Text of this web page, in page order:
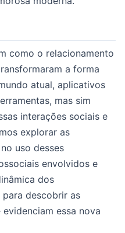
como o relacionamento
a forma
atual, aplicativos
mas sim
interações sociais e
explorar as
uso desses
envolvidos e
dos
para descobrir as
essa nova